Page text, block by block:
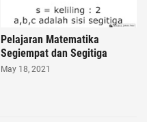
Pelajaran Matematika
Segiempat dan Segitiga
May 18, 2021